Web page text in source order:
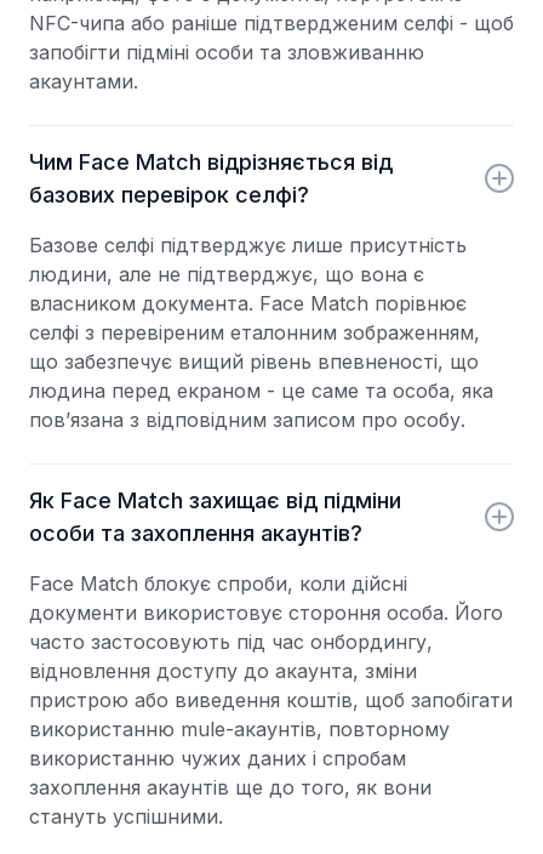
NFC-чипа або раніше підтвердженим селфі - щоб
запобігти підміні особи та зловживанню
акаунтами.
Чим Face Match відрізняється від
базових перевірок селфі?
Базове селфі підтверджує лише присутність
людини, але не підтверджує, що вона є
власником документа. Face Match порівнює
селфі з перевіреним еталонним зображенням,
що забезпечує вищий рівень впевненості, що
людина перед екраном - це саме та особа, яка
пов’язана з відповідним записом про особу.
Як Face Match захищає від підміни
особи та захоплення акаунтів?
Face Match блокує спроби, коли дійсні
документи використовує стороння особа. Його
часто застосовують під час онбордингу,
відновлення доступу до акаунта, зміни
пристрою або виведення коштів, щоб запобігати
використанню mule-акаунтів, повторному
використанню чужих даних і спробам
захоплення акаунтів ще до того, як вони
стануть успішними.